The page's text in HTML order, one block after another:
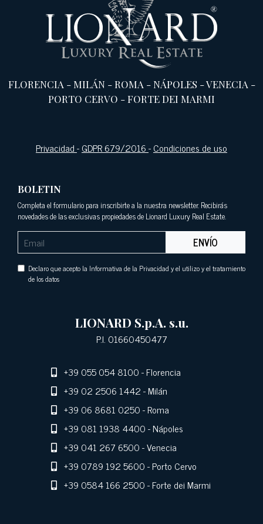
FLORENCIA -MILÁN-ROMA -NÁPOLES -VENECIA -
PORTO CERVO -FORTE DEI MARMI
Privacidad-GDPR 679/2016-Condiciones de uso
BOLETIN
Completa el formulario para inscribirte a la nuestra newsletter. Recibirás
novedades de las exclusivas propiedades de Lionard Luxury Real Estate.
ENVÍO
Declaro que acepto la Informativa de la Privacidad y el utilizo y el tratamiento
de los datos
LIONARD S.p.A. s.u.
P.I. 01660450477
+39 055 054 8100- Florencia
+39 02 2506 1442- Milán
+39 06 8681 0250- Roma
+39 081 1938 4400- Nápoles
+39 041 267 6500- Venecia
+39 0789 192 5600- Porto Cervo
+39 0584 166 2500- Forte dei Marmi